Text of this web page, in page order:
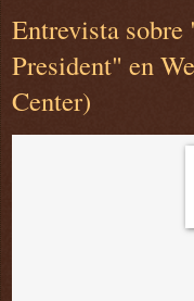
Entrevista
President" en
Center)